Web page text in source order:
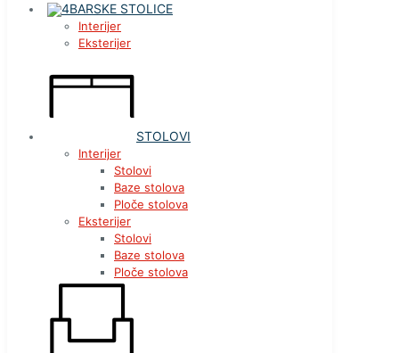
BARSKE STOLICE
Interijer
Eksterijer
STOLOVI
Interijer
Stolovi
Baze stolova
Ploče stolova
Eksterijer
Stolovi
Baze stolova
Ploče stolova